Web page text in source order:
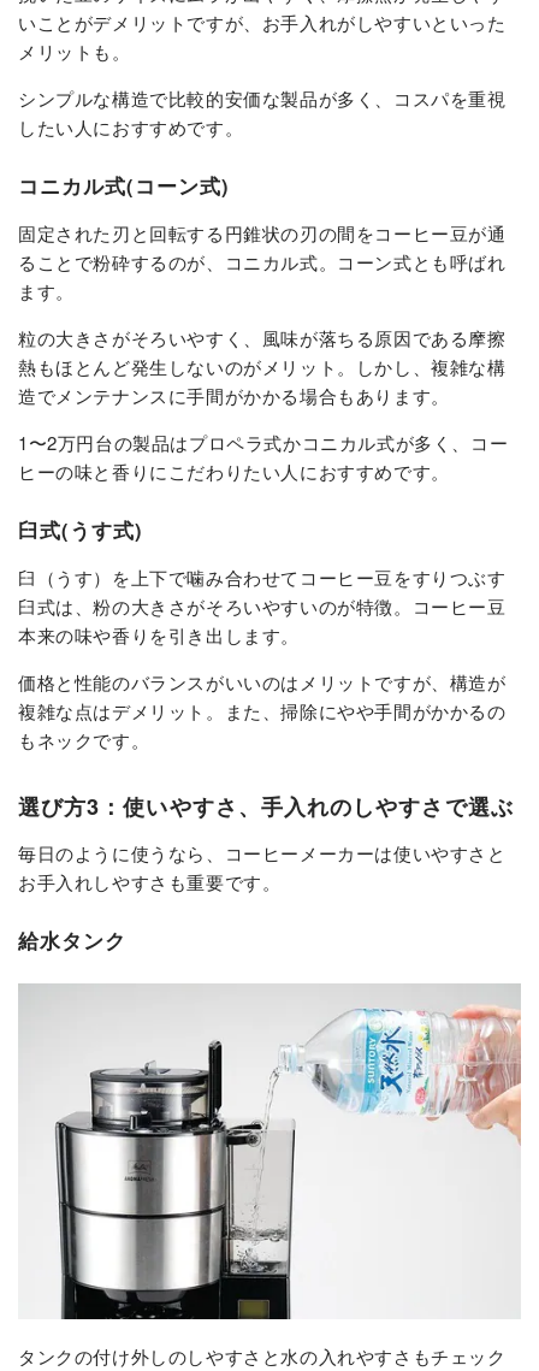
いことがデメリットですが、お手入れがしやすいといった
メリットも。
シンプルな構造で比較的安価な製品が多く、コスパを重視
したい人におすすめです。
コニカル式(コーン式)
固定された刃と回転する円錐状の刃の間をコーヒー豆が通
ることで粉砕するのが、コニカル式。コーン式とも呼ばれ
ます。
粒の大きさがそろいやすく、風味が落ちる原因である摩擦
熱もほとんど発生しないのがメリット。しかし、複雑な構
造でメンテナンスに手間がかかる場合もあります。
1〜2万円台の製品はプロペラ式かコニカル式が多く、コー
ヒーの味と香りにこだわりたい人におすすめです。
臼式(うす式)
臼（うす）を上下で噛み合わせてコーヒー豆をすりつぶす
臼式は、粉の大きさがそろいやすいのが特徴。コーヒー豆
本来の味や香りを引き出します。
価格と性能のバランスがいいのはメリットですが、構造が
複雑な点はデメリット。また、掃除にやや手間がかかるの
もネックです。
選び方3：使いやすさ、手入れのしやすさで選ぶ
毎日のように使うなら、コーヒーメーカーは使いやすさと
お手入れしやすさも重要です。
給水タンク
タンクの付け外しのしやすさと水の入れやすさもチェック